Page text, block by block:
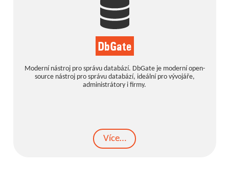
DbGate
Moderní nástroj pro správu databází. DbGate je moderní open-
source nástroj pro správu databází, ideální pro vývojáře,
administrátory i firmy.
Více…